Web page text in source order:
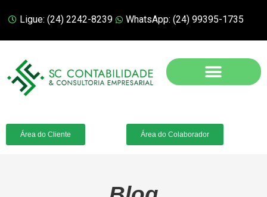
Ligue: (24) 2242-8239 WhatsApp: (24) 99395-1735
Área do Cliente Área do Colaborador